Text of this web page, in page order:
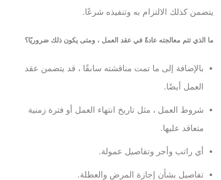
يتضمن كذلك الالتزام به وتنفيذه شرعًا.
ما الذي تتم معالجته عادةً في عقد العمل ، ومتى يكون ذلك ضروريًا؟
بالإضافة إلى ما تمت مناقشته سابقًا ، قد يتضمن عقد
العمل أيضًا.
شروط العمل ، مثل تاريخ انتهاء العمل أو فترة زمنية
متعاقد عليها.
أي راتب وأجر وتفاصيل عمولة.
تفاصيل بشأن إجازة المرض والعطلة.